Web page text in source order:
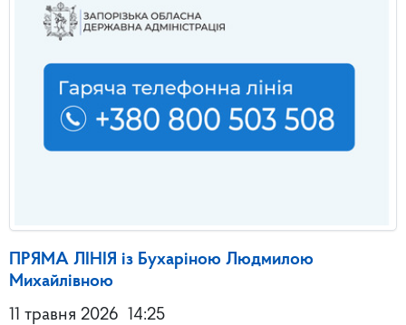
ПРЯМА ЛІНІЯ із Бухаріною Людмилою
Михайлівною
11 травня 2026 14:25